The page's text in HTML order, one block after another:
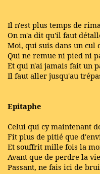
Il n'est plus temps de
On m'a dit qu'il faut
Moi, qui suis dans un cul
Qui ne remue ni pied ni
Et qui n'ai jamais fait un
Il faut aller jusqu'au
Epitaphe
Celui qui cy maintenant
Fit plus de pitié que
Et souffrit mille fois la
Avant que de perdre la
Passant, ne fais ici de